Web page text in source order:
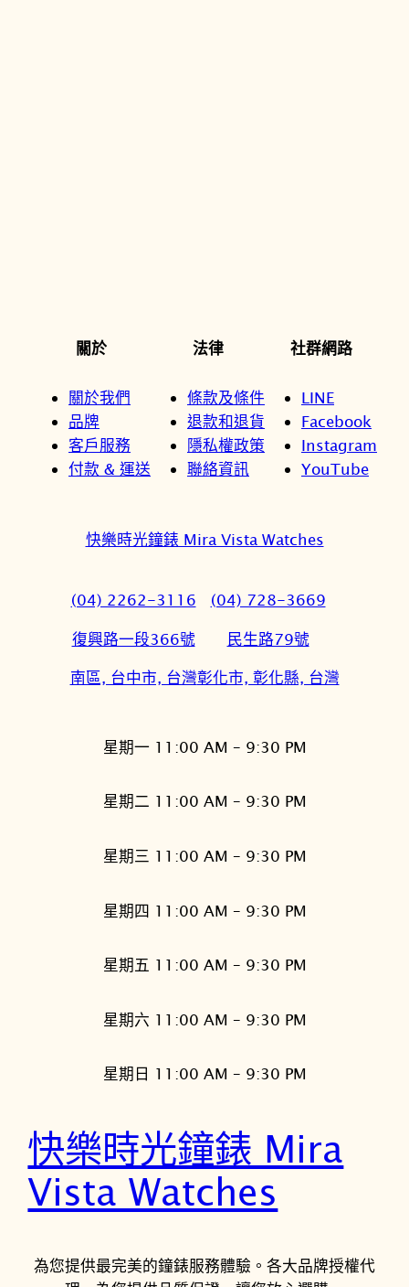
關於
關於我們
品牌
客戶服務
付款 & 運送
法律
條款及條件
退款和退貨
隱私權政策
聯絡資訊
社群網路
LINE
Facebook
Instagram
YouTube
快樂時光鐘錶 Mira Vista Watches
(04) 2262-3116
復興路一段366號
南區, 台中市, 台灣
(04) 728-3669
民生路79號
彰化市, 彰化縣, 台灣
星期一 11:00 AM – 9:30 PM
星期二 11:00 AM – 9:30 PM
星期三 11:00 AM – 9:30 PM
星期四 11:00 AM – 9:30 PM
星期五 11:00 AM – 9:30 PM
星期六 11:00 AM – 9:30 PM
星期日 11:00 AM – 9:30 PM
快樂時光鐘錶 Mira
Vista Watches
為您提供最完美的鐘錶服務體驗。各大品牌授權代